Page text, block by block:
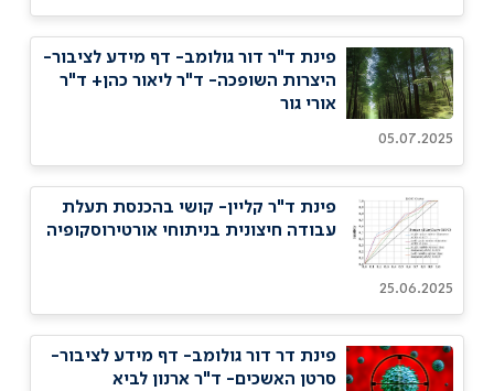
פינת ד"ר דור גולומב- דף מידע לציבור-
היצרות השופכה- ד"ר ליאור כהן+ ד"ר
אורי גור
05.07.2025
פינת ד"ר קליין- קושי בהכנסת תעלת
עבודה חיצונית בניתוחי אורטירוסקופיה
25.06.2025
פינת דר דור גולומב- דף מידע לציבור-
סרטן האשכים- ד"ר ארנון לביא